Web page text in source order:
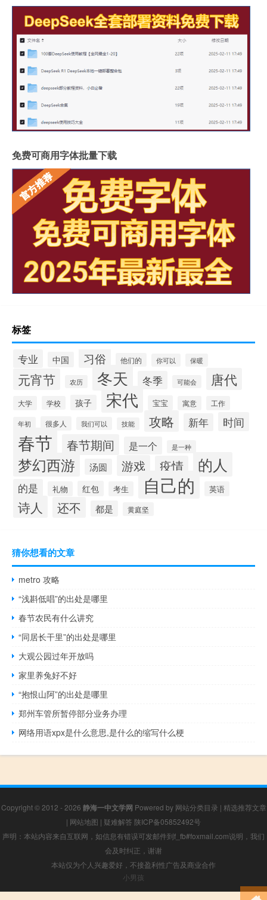
免费可商用字体批量下载
标签
专业 中国 习俗 他们的 你可以 保暖
元宵节 农历 冬天 冬季 可能会 唐代
大学 学校 孩子 宋代 宝宝 寓意 工作
年初 很多人 我们可以 技能 攻略 新年 时间
春节 春节期间 是一个 是一种
梦幻西游 汤圆 游戏 疫情 的人
的是 礼物 红包 考生 自己的 英语
诗人 还不 都是 黄庭坚
猜你想看的文章
metro 攻略
“浅斟低唱”的出处是哪里
春节农民有什么讲究
“同居长干里”的出处是哪里
大观公园过年开放吗
家里养兔好不好
“抱恨山阿”的出处是哪里
郑州车管所暂停部分业务办理
网络用语xpx是什么意思,是什么的缩写什么梗
Copyright © 2012 - 2026 静海一中文学网 Powered by 网站分类目录 | 精选推荐文章
| 网站地图 | 疑难解答 陕ICP备05852492号
声明：本站内容来自互联网，如信息有错误可发邮件到f_fb#foxmail.com说明，我们
会及时纠正，谢谢
本站仅为个人兴趣爱好，不接盈利性广告及商业合作
小男孩